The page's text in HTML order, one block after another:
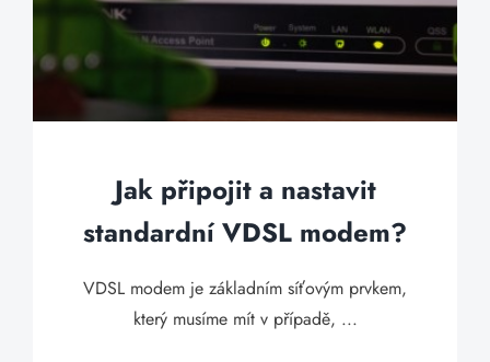
Jak připojit a nastavit
standardní VDSL modem?
VDSL modem je základním síťovým prvkem,
který musíme mít v případě, ...